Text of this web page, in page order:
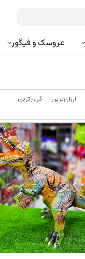
عروسک و فیگور
ارزان‌ترین گران‌ترین